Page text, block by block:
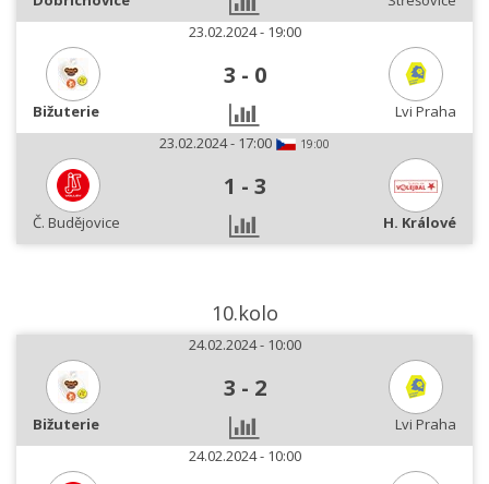
23.02.2024 - 19:00
3 - 0
Bižuterie
Lvi Praha
23.02.2024 - 17:00
19:00
1 - 3
Č. Budějovice H. Králové
10.kolo
24.02.2024 - 10:00
3 - 2
Bižuterie
Lvi Praha
24.02.2024 - 10:00